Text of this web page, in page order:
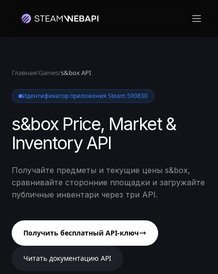
Главная/Games/s&box API
Идентификатор приложения Steam 590830
s&box Price, Market &
Inventory API
Получайте предметы и текущие цены s&box,
сравнивайте сторонние площадки и загружайте
публичные инвентари через три API.
Получить бесплатный API-ключ
Читать документацию API